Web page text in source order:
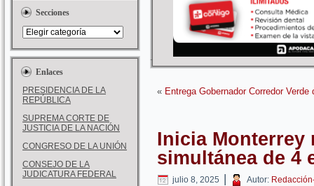
Secciones
Enlaces
PRESIDENCIA DE LA
REPÚBLICA
SUPREMA CORTE DE
JUSTICIA DE LA NACIÓN
CONGRESO DE LA UNIÓN
CONSEJO DE LA
JUDICATURA FEDERAL
« Entrega Gobernador Corredor Verde
Inicia Monterrey
simultánea de 4
julio 8, 2025 | Autor: